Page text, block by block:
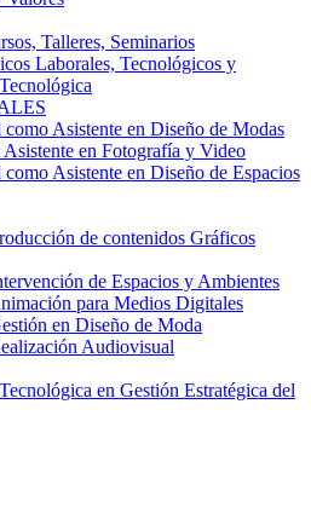
Talleres, Seminarios
Laborales, Tecnológicos y
Asistente en Diseño de Modas
en Fotografía y Video
Asistente en Diseño de Espacios
de contenidos Gráficos
de Espacios y Ambientes
para Medios Digitales
en Diseño de Moda
Audiovisual
en Gestión Estratégica del